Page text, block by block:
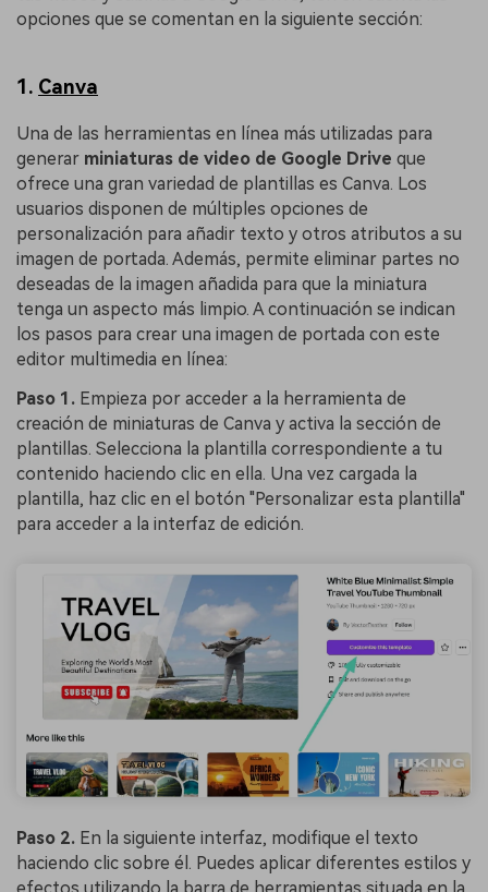
opciones que se comentan en la siguiente sección:
1. Canva
Una de las herramientas en línea más utilizadas para
generar miniaturas de video de Google Drive que
ofrece una gran variedad de plantillas es Canva. Los
usuarios disponen de múltiples opciones de
personalización para añadir texto y otros atributos a su
imagen de portada. Además, permite eliminar partes no
deseadas de la imagen añadida para que la miniatura
tenga un aspecto más limpio. A continuación se indican
los pasos para crear una imagen de portada con este
editor multimedia en línea:
Paso 1. Empieza por acceder a la herramienta de
creación de miniaturas de Canva y activa la sección de
plantillas. Selecciona la plantilla correspondiente a tu
contenido haciendo clic en ella. Una vez cargada la
plantilla, haz clic en el botón "Personalizar esta plantilla"
para acceder a la interfaz de edición.
Paso 2. En la siguiente interfaz, modifique el texto
haciendo clic sobre él. Puedes aplicar diferentes estilos y
efectos utilizando la barra de herramientas situada en la